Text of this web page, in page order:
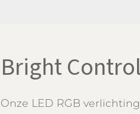
Bright
Onze LED RGB